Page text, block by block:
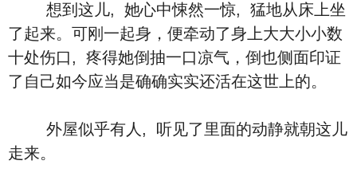
想到这儿, 她心中悚然一惊, 猛地从床上坐
了起来。可刚一起身，便牵动了身上大大小小数
十处伤口, 疼得她倒抽一口凉气，倒也侧面印证
了自己如今应当是确确实实还活在这世上的。
外屋似乎有人, 听见了里面的动静就朝这儿
走来。